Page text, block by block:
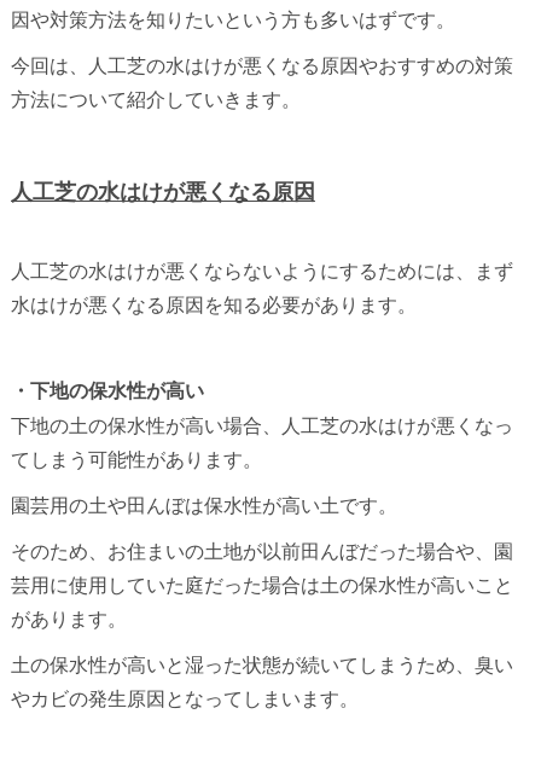
因や対策方法を知りたいという方も多いはずです。
今回は、人工芝の水はけが悪くなる原因やおすすめの対策
方法について紹介していきます。
人工芝の水はけが悪くなる原因
人工芝の水はけが悪くならないようにするためには、まず
水はけが悪くなる原因を知る必要があります。
・下地の保水性が高い
下地の土の保水性が高い場合、人工芝の水はけが悪くなっ
てしまう可能性があります。
園芸用の土や田んぼは保水性が高い土です。
そのため、お住まいの土地が以前田んぼだった場合や、園
芸用に使用していた庭だった場合は土の保水性が高いこと
があります。
土の保水性が高いと湿った状態が続いてしまうため、臭い
やカビの発生原因となってしまいます。